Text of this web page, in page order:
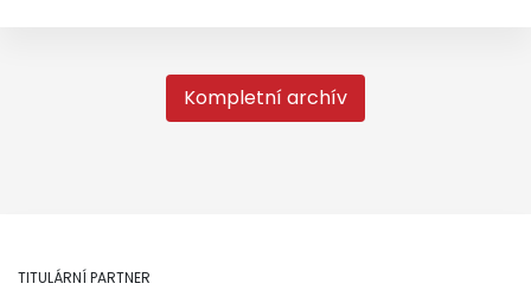
Kompletní archív
TITULÁRNÍ PARTNER